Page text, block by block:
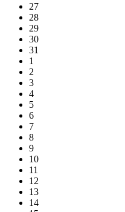
27
28
29
30
31
1
2
3
4
5
6
7
8
9
10
11
12
13
14